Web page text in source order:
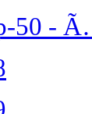
50 -